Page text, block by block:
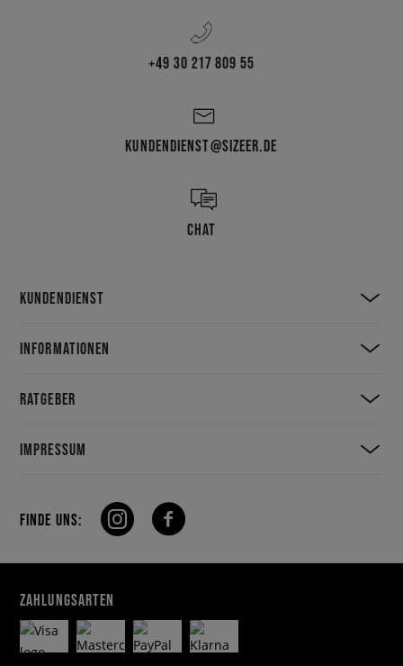
+49 30 217 809 55
KUNDENDIENST@SIZEER.DE
CHAT
KUNDENDIENST
INFORMATIONEN
RATGEBER
IMPRESSUM
FINDE UNS:
ZAHLUNGSARTEN